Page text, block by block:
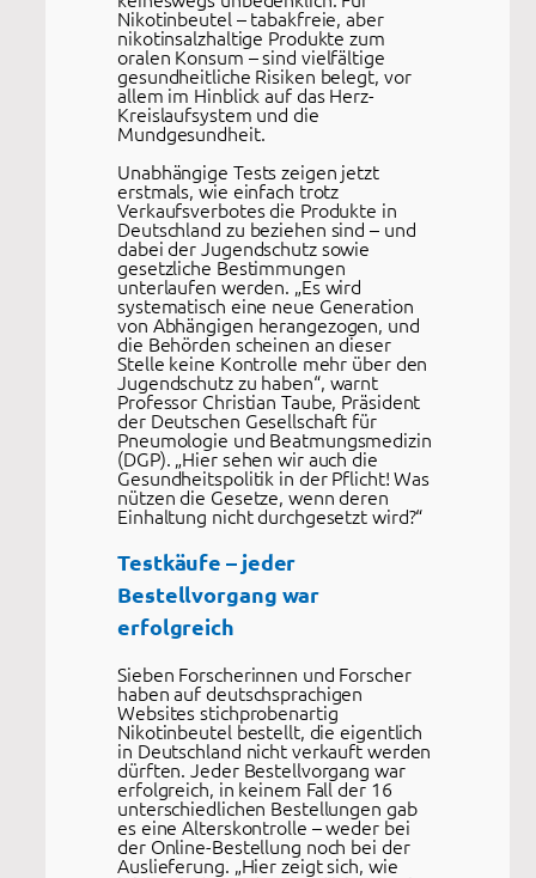
Nikotinbeutel – tabakfreie, aber
nikotinsalzhaltige Produkte zum
oralen Konsum – sind vielfältige
gesundheitliche Risiken belegt, vor
allem im Hinblick auf das Herz-
Kreislaufsystem und die
Mundgesundheit.
Unabhängige Tests zeigen jetzt
erstmals, wie einfach trotz
Verkaufsverbotes die Produkte in
Deutschland zu beziehen sind – und
dabei der Jugendschutz sowie
gesetzliche Bestimmungen
unterlaufen werden. „Es wird
systematisch eine neue Generation
von Abhängigen herangezogen, und
die Behörden scheinen an dieser
Stelle keine Kontrolle mehr über den
Jugendschutz zu haben“, warnt
Professor Christian Taube, Präsident
der Deutschen Gesellschaft für
Pneumologie und Beatmungsmedizin
(DGP). „Hier sehen wir auch die
Gesundheitspolitik in der Pflicht! Was
nützen die Gesetze, wenn deren
Einhaltung nicht durchgesetzt wird?“
Testkäufe – jeder
Bestellvorgang war
erfolgreich
Sieben Forscherinnen und Forscher
haben auf deutschsprachigen
Websites stichprobenartig
Nikotinbeutel bestellt, die eigentlich
in Deutschland nicht verkauft werden
dürften. Jeder Bestellvorgang war
erfolgreich, in keinem Fall der 16
unterschiedlichen Bestellungen gab
es eine Alterskontrolle – weder bei
der Online-Bestellung noch bei der
Auslieferung. „Hier zeigt sich, wie